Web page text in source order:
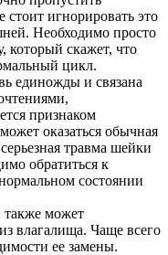
игнорировать это
Необходимо просто
который скажет, что
цикл.
единожды и связана
признаком
оказаться обычная
травма шейки
обратиться к
состоянии
также может
влагалища. Чаще всего
ее замены.